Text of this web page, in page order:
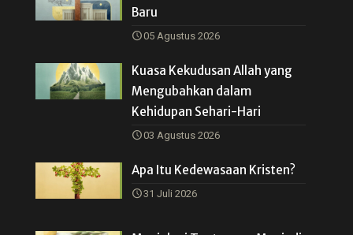
Baru
05 Agustus 2026
Kuasa Kekudusan Allah yang
Mengubahkan dalam
Kehidupan Sehari-Hari
03 Agustus 2026
Apa Itu Kedewasaan Kristen?
31 Juli 2026